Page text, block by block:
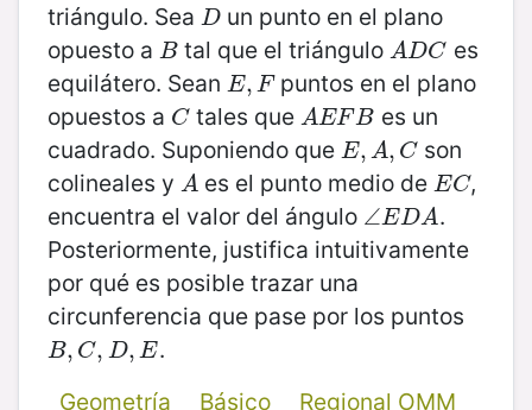
triángulo. Sea D
Dun punto en el plano
opuesto a B
Btal que el triángulo A DC
ADC es
equilátero. Sean E, F
E,F puntos en el plano
opuestos a C
Ctales que A EFB
AEFB
es un
cuadrado. Suponiendo que E, A, C
E,A,C
son
colineales y A
A es el punto medio de EC
EC ,
encuentra el valor del ángulo ∠ EDA
∠EDA .
Posteriormente, justifica intuitivamente
por qué es posible trazar una
circunferencia que pase por los puntos
B, C, D, E
B,C,D ,E
.
Geometría
Básico
Regional OMM